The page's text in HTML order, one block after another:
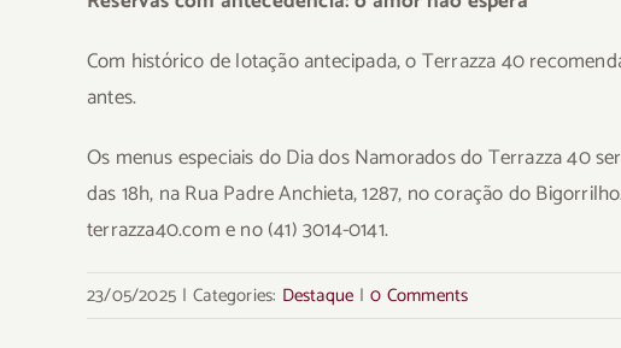
Com histórico de lotação antecipada, o Terrazza 40
antes.
Os menus especiais do Dia dos Namorados do Terrazza 40
das 18h, na Rua Padre Anchieta, 1287, no coração do
terrazza40.com e no (41) 3014-0141.
23/05/2025 | Categories: Destaque | 0 Comments